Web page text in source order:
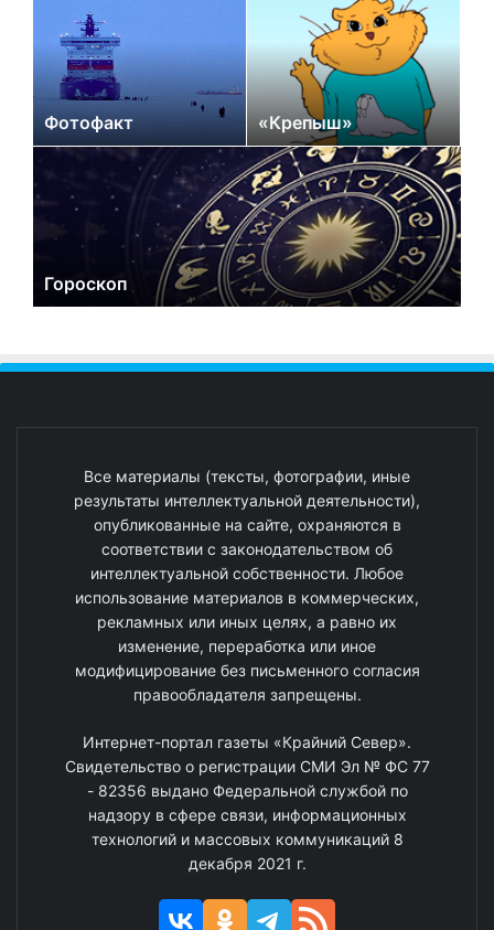
Фотофакт «Крепыш»
Гороскоп
Все материалы (тексты, фотографии, иные
результаты интеллектуальной деятельности),
опубликованные на сайте, охраняются в
соответствии с законодательством об
интеллектуальной собственности. Любое
использование материалов в коммерческих,
рекламных или иных целях, а равно их
изменение, переработка или иное
модифицирование без письменного согласия
правообладателя запрещены.
Интернет-портал газеты «Крайний Север».
Свидетельство о регистрации СМИ Эл № ФС 77
- 82356 выдано Федеральной службой по
надзору в сфере связи, информационных
технологий и массовых коммуникаций 8
декабря 2021 г.